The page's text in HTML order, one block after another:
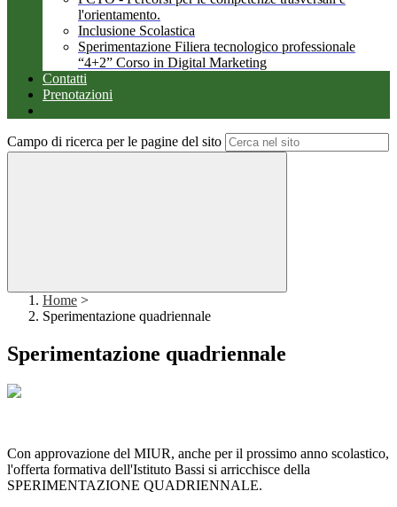
l'orientamento.
Inclusione Scolastica
Sperimentazione Filiera tecnologico professionale
“4+2” Corso in Digital Marketing
Contatti
Prenotazioni
Campo di ricerca per le pagine del sito
Home >
Sperimentazione quadriennale
Sperimentazione quadriennale
Con approvazione del MIUR, anche per il prossimo anno scolastico,
l'offerta formativa dell'Istituto Bassi si arricchisce della
SPERIMENTAZIONE QUADRIENNALE.